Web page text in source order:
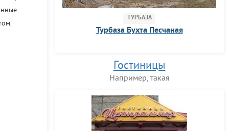
ТУРБАЗА
Турбаза Бухта Песчаная
Гостиницы
Например, такая